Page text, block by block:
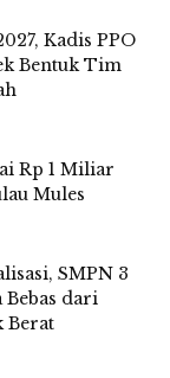
Kadis PPO
Bentuk Tim
Rp 1 Miliar
Mules
SMPN 3
Bebas dari
Berat